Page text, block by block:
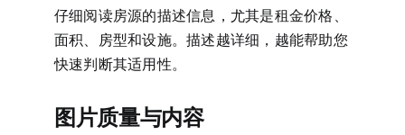
仔细阅读房源的描述信息，尤其是租金价格、
面积、房型和设施。描述越详细，越能帮助您
快速判断其适用性。
图片质量与内容